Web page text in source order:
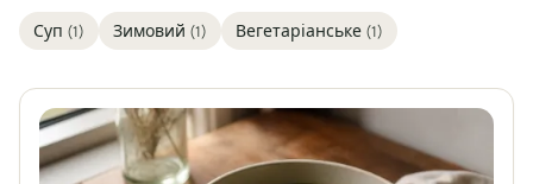
Суп (1) Зимовий (1) Вегетаріанське (1)